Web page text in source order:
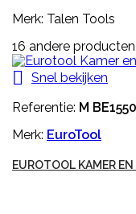
Merk: Talen Tools
16 andere

Snel bekijken
Referentie: M BE1550
Merk: EuroTool
EUROTOOL KAMER